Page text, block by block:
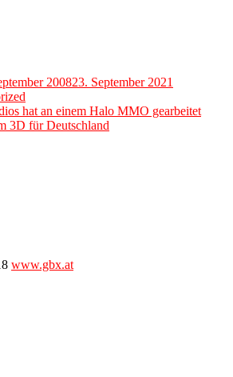
200823. September 2021
hat an einem Halo MMO gearbeitet
3D für Deutschland
www.gbx.at